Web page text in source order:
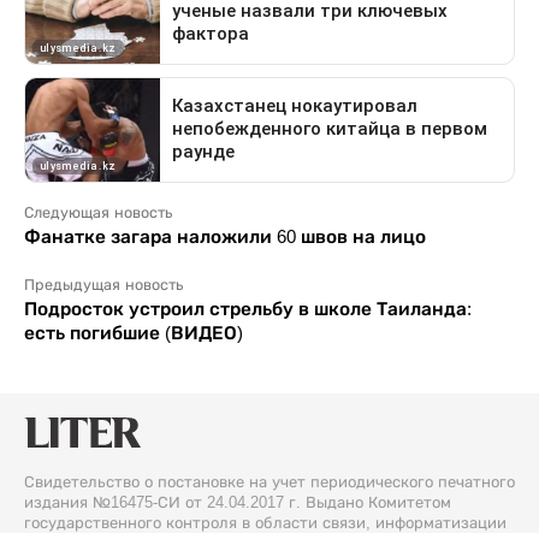
Следующая новость
Фанатке загара наложили 60 швов на лицо
Предыдущая новость
Подросток устроил стрельбу в школе Таиланда:
есть погибшие (ВИДЕО)
Свидетельство о постановке на учет периодического печатного
издания №16475-СИ от 24.04.2017 г. Выдано Комитетом
государственного контроля в области связи, информатизации